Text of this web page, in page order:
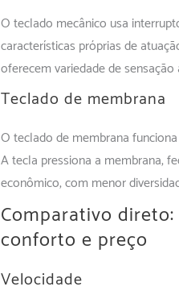
O teclado mecânico usa
características próprias de
oferecem variedade de sensação
Teclado de membrana
O teclado de membrana
A tecla pressiona a membrana,
econômico, com menor
Comparativo
conforto e preço
Velocidade